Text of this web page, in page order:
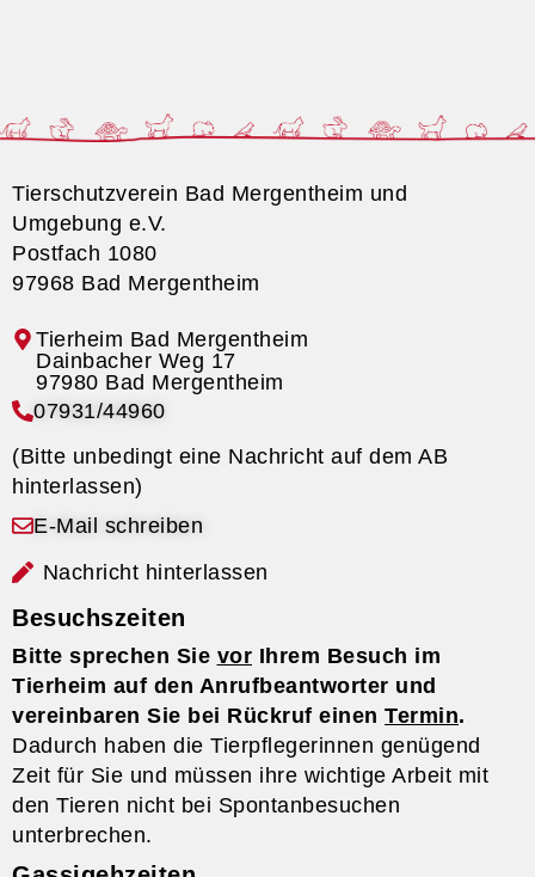
Tierschutzverein Bad Mergentheim und
Umgebung e.V.
Postfach 1080
97968 Bad Mergentheim
Tierheim Bad Mergentheim
07931/44960
(Bitte unbedingt eine Nachricht auf dem AB
hinterlassen)
E-Mail schreiben
Nachricht hinterlassen
Besuchszeiten
Bitte sprechen Sie vor Ihrem Besuch im
Tierheim auf den Anrufbeantworter und
vereinbaren Sie bei Rückruf einen Termin.
Dadurch haben die Tierpflegerinnen genügend
Zeit für Sie und müssen ihre wichtige Arbeit mit
den Tieren nicht bei Spontanbesuchen
unterbrechen.